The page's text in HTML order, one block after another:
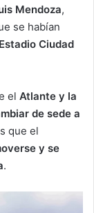
Mendoza,
se habían
Estadio Ciudad
el Atlante y la
de sede a
que el
y se
.